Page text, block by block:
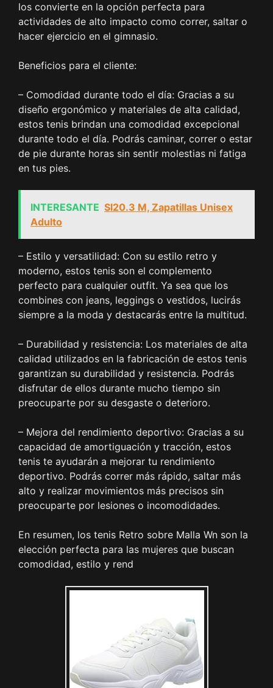
los convierte en la opción perfecta para
actividades de alto impacto como correr, saltar o
hacer ejercicio en el gimnasio.
Beneficios para el cliente:
– Comodidad durante todo el día: Gracias a su
diseño ergonómico y materiales de alta calidad,
estos tenis brindan una comodidad excepcional
durante todo el día. Podrás caminar, correr o estar
de pie durante horas sin sentir molestias ni fatiga
en tus pies.
INTERESANTE Sl20.3 M, Zapatillas Unisex
Adulto
– Estilo y versatilidad: Con su estilo retro y
moderno, estos tenis son el complemento
perfecto para cualquier outfit. Ya sea que los
combines con jeans, leggings o vestidos, lucirás
siempre a la moda y destacarás entre la multitud.
– Durabilidad y resistencia: Los materiales de alta
calidad utilizados en la fabricación de estos tenis
garantizan su durabilidad y resistencia. Podrás
disfrutar de ellos durante mucho tiempo sin
preocuparte por su desgaste o deterioro.
– Mejora del rendimiento deportivo: Gracias a su
capacidad de amortiguación y tracción, estos
tenis te ayudarán a mejorar tu rendimiento
deportivo. Podrás correr más rápido, saltar más
alto y realizar movimientos más precisos sin
preocuparte por lesiones o incomodidades.
En resumen, los tenis Retro sobre Malla Wn son la
elección perfecta para las mujeres que buscan
comodidad, estilo y rend